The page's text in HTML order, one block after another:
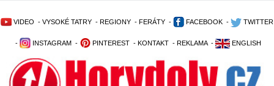
VIDEO - VYSOKÉ TATRY - REGIONY - FERÁTY - FACEBOOK - TWITTER
- INSTAGRAM - PINTEREST - KONTAKT - REKLAMA - ENGLISH